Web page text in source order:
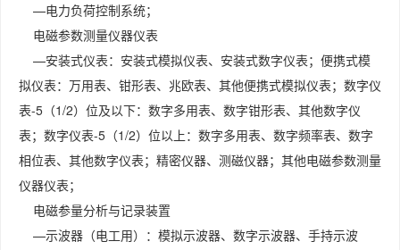
—电力负荷控制系统；
电磁参数测量仪器仪表
—安装式仪表：安装式模拟仪表、安装式数字仪表；便携式模
拟仪表：万用表、钳形表、兆欧表、其他便携式模拟仪表；数字仪
表-5（1/2）位及以下：数字多用表、数字钳形表、其他数字仪
表；数字仪表-5（1/2）位以上：数字多用表、数字频率表、数字
相位表、其他数字仪表；精密仪器、测磁仪器；其他电磁参数测量
仪器仪表；
电磁参量分析与记录装置
—示波器（电工用）：模拟示波器、数字示波器、手持示波